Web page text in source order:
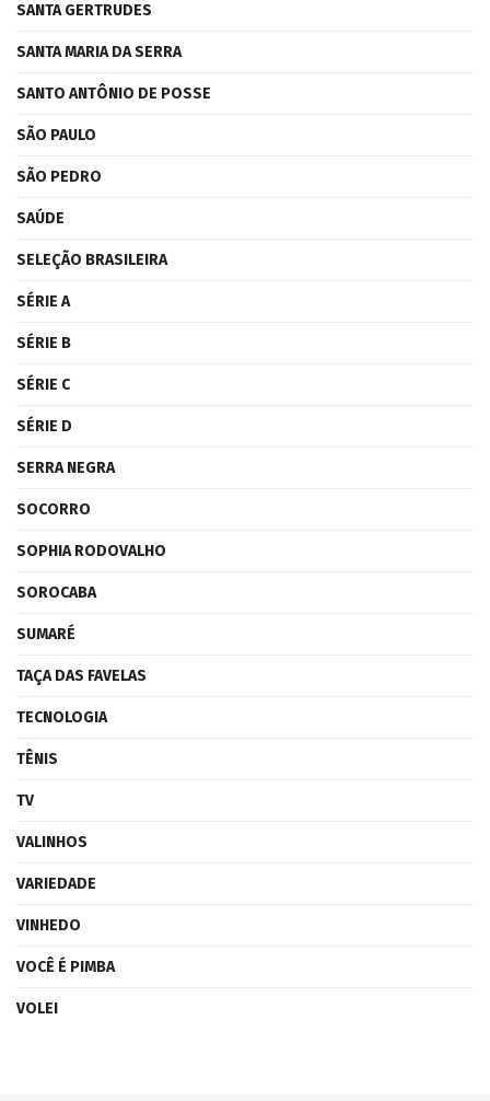
SANTA GERTRUDES
SANTA MARIA DA SERRA
SANTO ANTÔNIO DE POSSE
SÃO PAULO
SÃO PEDRO
SAÚDE
SELEÇÃO BRASILEIRA
SÉRIE A
SÉRIE B
SÉRIE C
SÉRIE D
SERRA NEGRA
SOCORRO
SOPHIA RODOVALHO
SOROCABA
SUMARÉ
TAÇA DAS FAVELAS
TECNOLOGIA
TÊNIS
TV
VALINHOS
VARIEDADE
VINHEDO
VOCÊ É PIMBA
VOLEI